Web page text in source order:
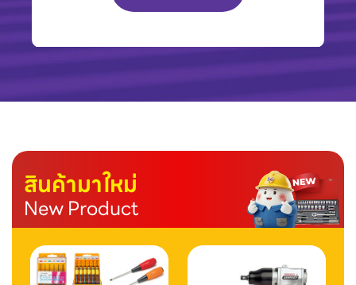
สินค้ามาใหม่
New Product